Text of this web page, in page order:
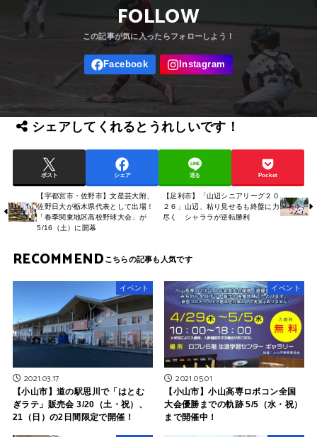
FOLLOW
シェアしてくれるとうれしいです！
ポスト シェア 送る Pocket
【宇都宮市・佐野市】文星芸大附、
佐野日大が栃木県代表として出場！
「春季関東地区高校野球大会」が
5/16（土）に開幕
【足利市】「山辺シニアリーグ２０
２６」山辺、粘り見せるも終盤に力
尽く シャララが逆転勝利
RECOMMEND
イベント
2021.03.17
【小山市】道の駅思川で「はとむ
ぎラテ」販売会 3/20（土・祝）、
21（日）の2日間限定で開催！
イベント
2021.05.01
【小山市】小山高専ロボコン全国
大会優勝までの軌跡 5/5（水・祝）
まで開催中！